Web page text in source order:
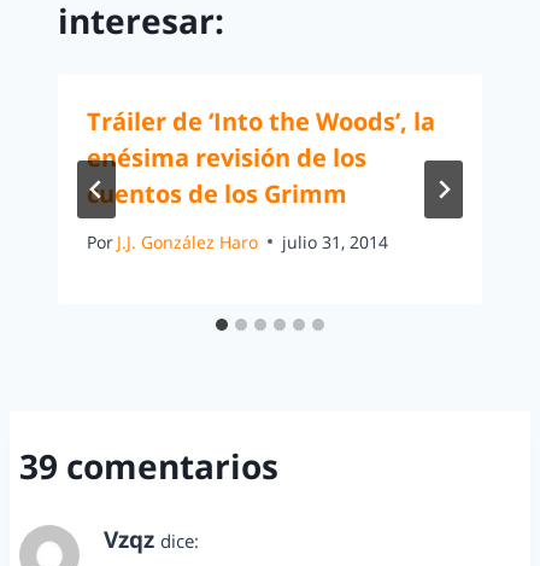
interesar:
Tráiler de ‘Into the Woods’, la
enésima revisión de los
cuentos de los Grimm
Por J.J. González Haro julio 31, 2014
39 comentarios
Vzqz dice: